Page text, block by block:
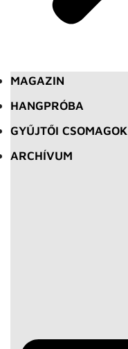
MAGAZIN
HANGPRÓBA
GYŰJTŐI CSOMAGOK
ARCHÍVUM